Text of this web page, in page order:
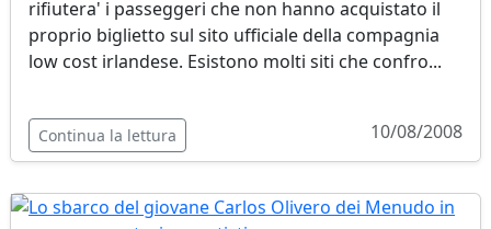
rifiutera' i passeggeri che non hanno acquistato il
proprio biglietto sul sito ufficiale della compagnia
low cost irlandese. Esistono molti siti che confro...
Continua la lettura 10/08/2008